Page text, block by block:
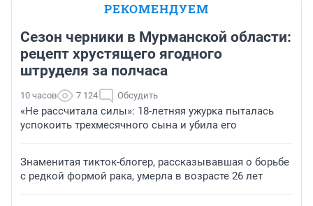
РЕКОМЕНДУЕМ
Сезон черники в Мурманской области:
рецепт хрустящего ягодного
штруделя за полчаса
10 часов 7 124 Обсудить
«Не рассчитала силы»: 18-летняя ужурка пыталась
успокоить трехмесячного сына и убила его
Знаменитая тикток-блогер, рассказывавшая о борьбе
с редкой формой рака, умерла в возрасте 26 лет